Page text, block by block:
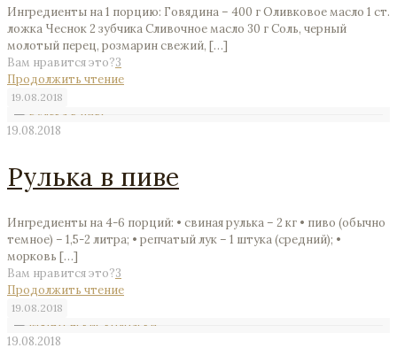
Ингредиенты на 1 порцию: Говядина – 400 г Оливковое масло 1 ст.
ложка Чеснок 2 зубчика Сливочное масло 30 г Соль, черный
молотый перец, розмарин свежий, […]
Вам нравится это?3
Продолжить чтение
19.08.2018
19.08.2018
Рулька в пиве
Ингредиенты на 4-6 порций: • свиная рулька – 2 кг • пиво (обычно
темное) – 1,5-2 литра; • репчатый лук – 1 штука (средний); •
морковь […]
Вам нравится это?3
Продолжить чтение
19.08.2018
19.08.2018